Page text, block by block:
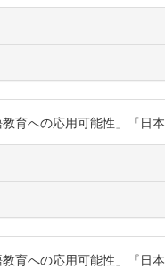
育への応用可能性」『
育への応用可能性」『